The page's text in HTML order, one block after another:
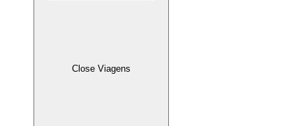
Close Viagens